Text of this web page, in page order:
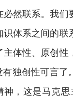
然联系。我
体系之间的
体性、原创性
独创性可言了
，这是马克思